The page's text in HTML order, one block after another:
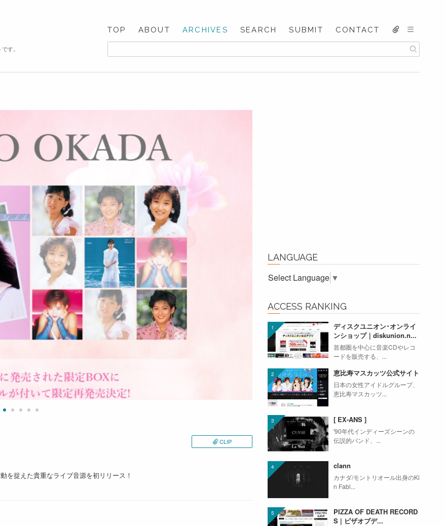
す。
TOP ABOUT ARCHIVES SEARCH SUBMIT CONTACT
を捉えた貴重なライブ音源を初リリース！
CLIP
LANGUAGE
Select Language ▼
ACCESS RANKING
ディスクユニオン･オンライ
ンショップ｜diskunion.n...
首都圏を中心に音楽CDやレコ
ードを販売する、...
恵比寿マスカッツ公式サイト
日本の女性アイドルグループ、
恵比寿マスカッツ...
[ EX-ANS ]
'90年代インディーズシーンの
伝説的バンド、...
clann
カナダ/モントリオール出身のKi
n Fabl...
PIZZA OF DEATH RECORD
S | ピザオブデ...